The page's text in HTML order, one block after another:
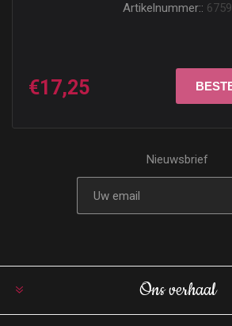
Artikelnummer:: 6759
€17,25
Nieuwsbrief
Ons verhaal